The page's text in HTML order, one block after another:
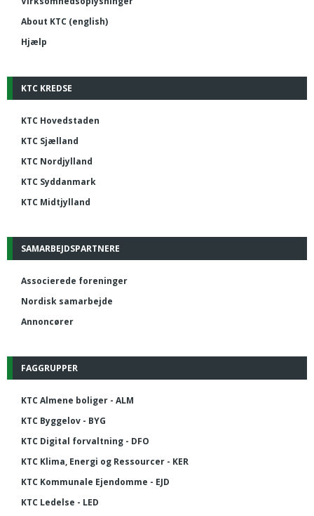
About KTC (english)
Hjælp
KTC KREDSE
KTC Hovedstaden
KTC Sjælland
KTC Nordjylland
KTC Syddanmark
KTC Midtjylland
SAMARBEJDSPARTNERE
Associerede foreninger
Nordisk samarbejde
Annoncører
FAGGRUPPER
KTC Almene boliger - ALM
KTC Byggelov - BYG
KTC Digital forvaltning - DFO
KTC Klima, Energi og Ressourcer - KER
KTC Kommunale Ejendomme - EJD
KTC Ledelse - LED